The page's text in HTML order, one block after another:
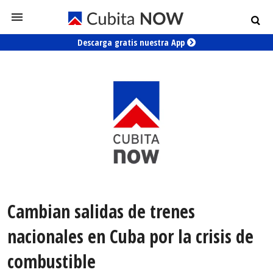
Descarga gratis nuestra App
Cambian salidas de trenes
nacionales en Cuba por la crisis de
combustible